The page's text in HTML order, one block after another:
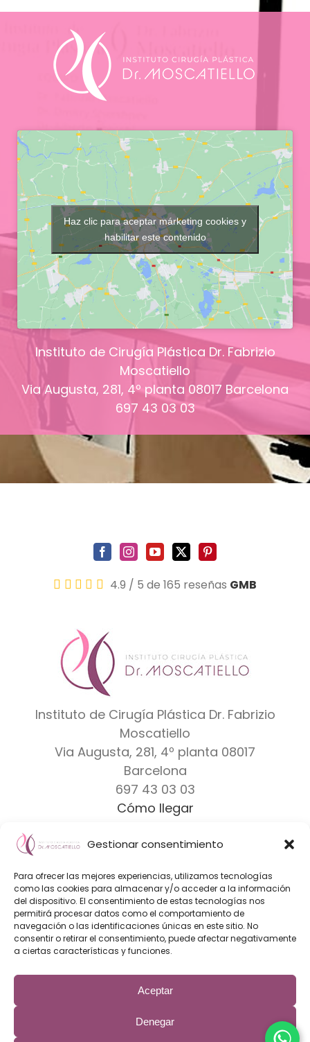
Gestionar consentimiento
Para ofrecer las mejores experiencias, utilizamos tecnologías
como las cookies para almacenar y/o acceder a la información
del dispositivo. El consentimiento de estas tecnologías nos
permitirá procesar datos como el comportamiento de
navegación o las identificaciones únicas en este sitio. No
consentir o retirar el consentimiento, puede afectar negativamente
a ciertas características y funciones.
Aceptar
Denegar
Haz clic para aceptar márketing cookies y
habilitar este contenido
Instituto de Cirugía Plástica Dr. Fabrizio
Moscatiello
Via Augusta, 281, 4º planta 08017 Barcelona
697 43 03 03
4.9 / 5 de 165 reseñas GMB
Instituto de Cirugía Plástica Dr. Fabrizio
Moscatiello
Via Augusta, 281, 4º planta 08017
Barcelona
697 43 03 03
Cómo llegar
Dr. Moscatiello
Diseño Web & Marketing Online
Innoverweb
El Instituto de Cirugía Plástica Dr. Fabrizio Moscatiello es una
de Barcelona expertos en aumento de senos, mastectomia
FTM, liposucción, rinoplastia, otoplastia y otros procedimientos